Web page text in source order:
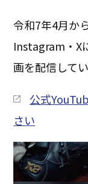
令和7年4月か
Instagram・X
画を配信してい
公式
さい